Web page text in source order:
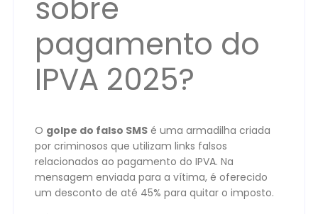
sobre
pagamento do
IPVA 2025?
O golpe do falso SMS é uma armadilha criada
por criminosos que utilizam links falsos
relacionados ao pagamento do IPVA. Na
mensagem enviada para a vítima, é oferecido
um desconto de até 45% para quitar o imposto.